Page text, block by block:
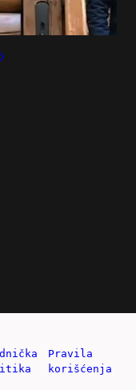
Pravila
korišćenja